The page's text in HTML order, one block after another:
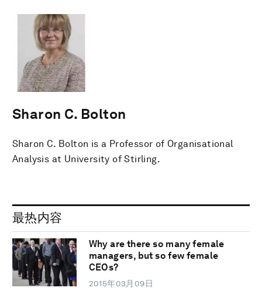
Sharon C. Bolton
Sharon C. Bolton is a Professor of Organisational
Analysis at University of Stirling.
最热内容
Why are there so many female
managers, but so few female
CEOs?
2015年03月09日